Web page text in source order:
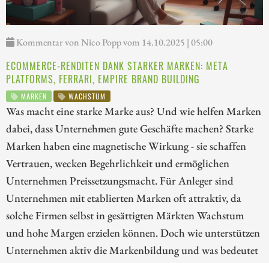
Kommentar von Nico Popp vom 14.10.2025 | 05:00
ECOMMERCE-RENDITEN DANK STARKER MARKEN: META
PLATFORMS, FERRARI, EMPIRE BRAND BUILDING
MARKEN WACHSTUM
Was macht eine starke Marke aus? Und wie helfen Marken
dabei, dass Unternehmen gute Geschäfte machen? Starke
Marken haben eine magnetische Wirkung - sie schaffen
Vertrauen, wecken Begehrlichkeit und ermöglichen
Unternehmen Preissetzungsmacht. Für Anleger sind
Unternehmen mit etablierten Marken oft attraktiv, da
solche Firmen selbst in gesättigten Märkten Wachstum
und hohe Margen erzielen können. Doch wie unterstützen
Unternehmen aktiv die Markenbildung und was bedeutet